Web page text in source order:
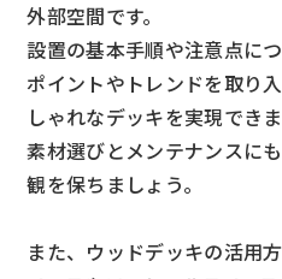
外部空間です。
設置の基本手順や注意点に
ポイントやトレンドを取り
しゃれなデッキを実現できま
素材選びとメンテナンスに
観を保ちましょう。
また、ウッドデッキの活用